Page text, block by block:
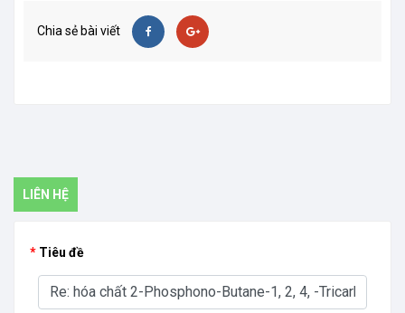
Chia sẻ bài viết
LIÊN HỆ
Tiêu đề